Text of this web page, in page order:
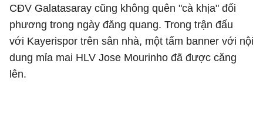
CĐV Galatasaray cũng không quên "cà khịa" đối
phương trong ngày đăng quang. Trong trận đấu
với Kayerispor trên sân nhà, một tấm banner với nội
dung mỉa mai HLV Jose Mourinho đã được căng
lên.